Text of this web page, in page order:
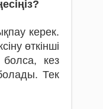
керек.
өткінші
кез
Тек